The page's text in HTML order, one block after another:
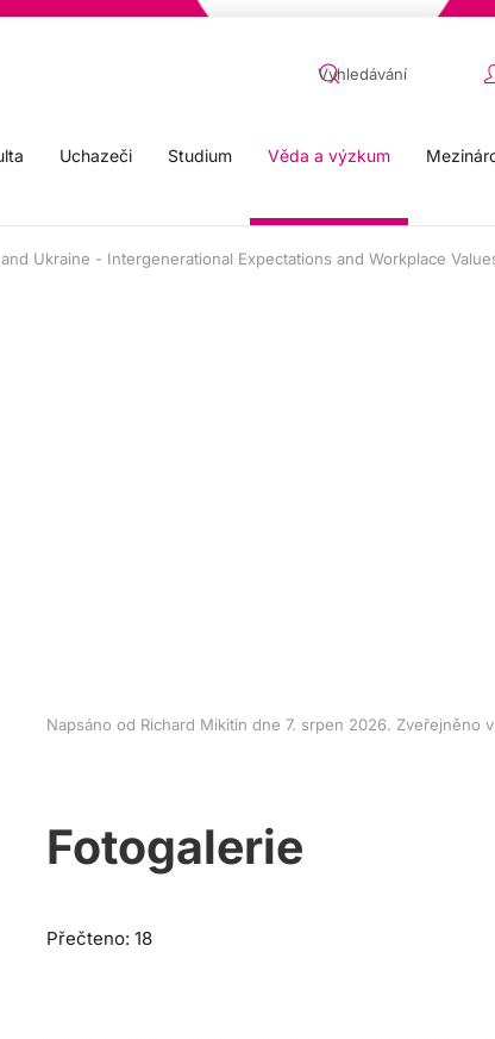
Uchazeči Studium Věda a výzkum
Ukraine - Intergenerational Expectations and Workplace
Napsáno od Richard Mikitin dne 7. srpen 2026. Zveřejněno v
Fotogalerie
Přečteno: 18